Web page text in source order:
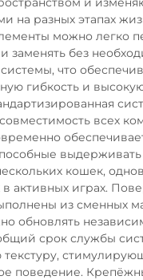
на разных этапах
можно легко
заменять без
что
гибкость и
всех
кошек,
активных играх.
из сменных
обновлять
срок службы
поведение.